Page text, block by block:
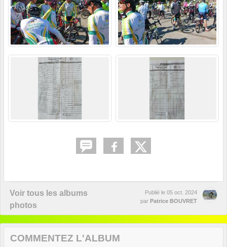
Voir tous les albums
photos
Publié le 05 oct. 2024
par Patrice BOUVRET
COMMENTEZ L'ALBUM